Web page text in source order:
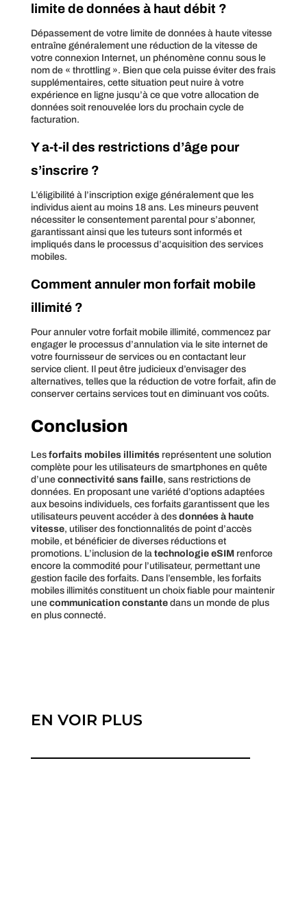
limite de données à haut débit ?
Dépassement de votre limite de données à haute vitesse
entraîne généralement une réduction de la vitesse de
votre connexion Internet, un phénomène connu sous le
nom de « throttling ». Bien que cela puisse éviter des frais
supplémentaires, cette situation peut nuire à votre
expérience en ligne jusqu’à ce que votre allocation de
données soit renouvelée lors du prochain cycle de
facturation.
Y a-t-il des restrictions d’âge pour
s’inscrire ?
L’éligibilité à l’inscription exige généralement que les
individus aient au moins 18 ans. Les mineurs peuvent
nécessiter le consentement parental pour s’abonner,
garantissant ainsi que les tuteurs sont informés et
impliqués dans le processus d’acquisition des services
mobiles.
Comment annuler mon forfait mobile
illimité ?
Pour annuler votre forfait mobile illimité, commencez par
engager le processus d’annulation via le site internet de
votre fournisseur de services ou en contactant leur
service client. Il peut être judicieux d’envisager des
alternatives, telles que la réduction de votre forfait, afin de
conserver certains services tout en diminuant vos coûts.
Conclusion
Les forfaits mobiles illimitésreprésentent une solution
complète pour les utilisateurs de smartphones en quête
d’une connectivité sans faille, sans restrictions de
données. En proposant une variété d’options adaptées
aux besoins individuels, ces forfaits garantissent que les
utilisateurs peuvent accéder à des données à haute
vitesse, utiliser des fonctionnalités de point d’accès
mobile, et bénéficier de diverses réductions et
promotions. L’inclusion de la technologie eSIMrenforce
encore la commodité pour l’utilisateur, permettant une
gestion facile des forfaits. Dans l’ensemble, les forfaits
mobiles illimités constituent un choix fiable pour maintenir
une communication constantedans un monde de plus
en plus connecté.
EN VOIR PLUS